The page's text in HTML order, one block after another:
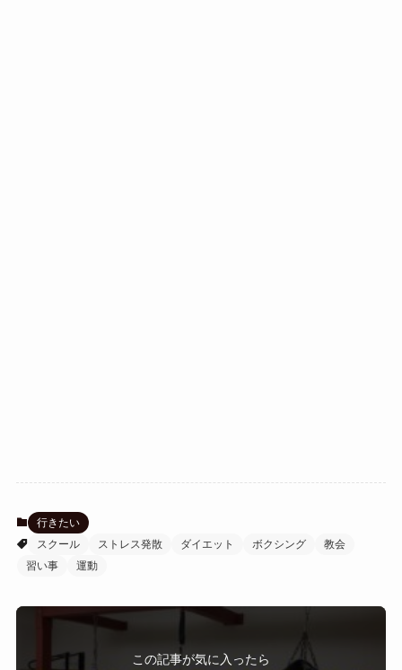
行きたい
スクール
ストレス発散 ダイエット ボクシング
教会
習い事
運動
この記事が気に入ったら